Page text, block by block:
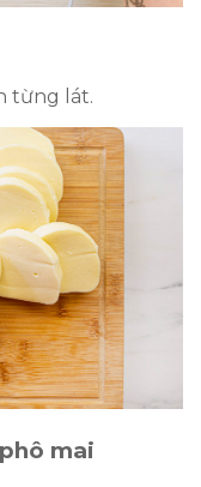
từng lát.
mai